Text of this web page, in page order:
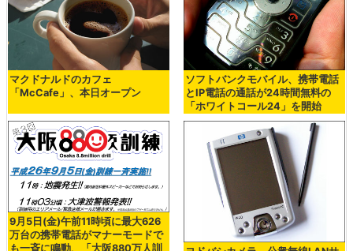
マクドナルドのカフェ
「McCafe」、本日オープン
ソフトバンクモバイル、携帯電話
とIP電話の通話が24時間無料の
「ホワイトコール24」を開始
9月5日(金)午前11時頃に最大626
万台の携帯電話がマナーモードで
も一斉に鳴動、「大阪880万人訓